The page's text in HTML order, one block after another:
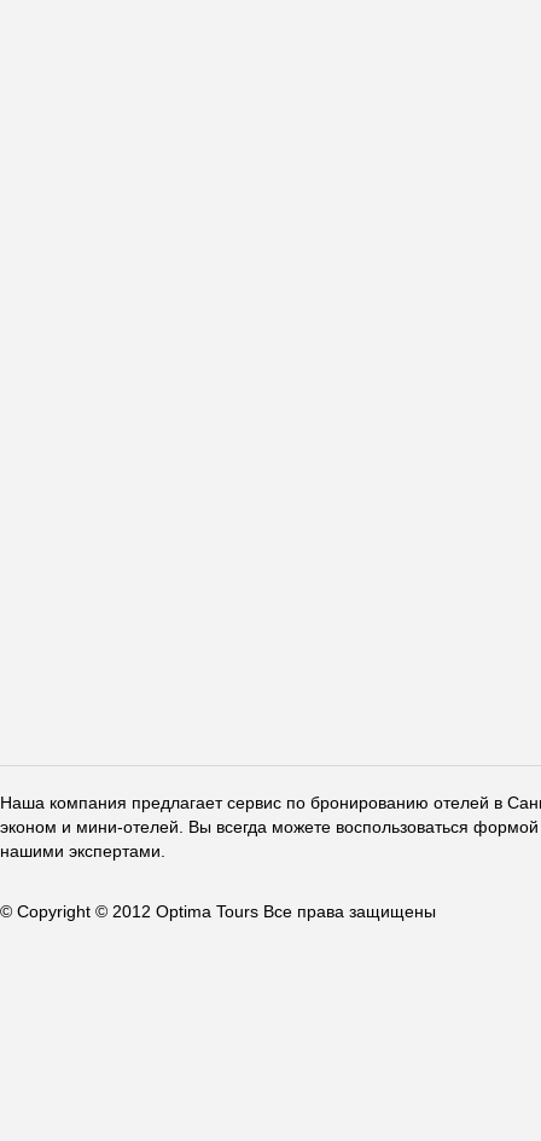
Наша компания предлагает сервис по бронированию отелей в
эконом и мини-отелей. Вы всегда можете воспользоваться
нашими экспертами.
© Copyright © 2012 Optima Tours Все права защищены